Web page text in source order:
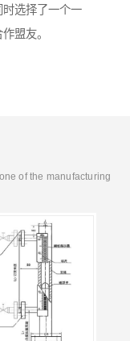
选择了一个一
盟友。
of the manufacturing